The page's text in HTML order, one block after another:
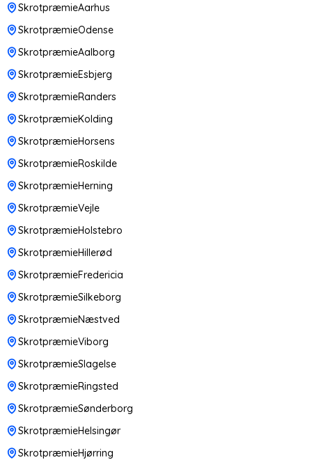
SkrotpræmieAarhus
SkrotpræmieOdense
SkrotpræmieAalborg
SkrotpræmieEsbjerg
SkrotpræmieRanders
SkrotpræmieKolding
SkrotpræmieHorsens
SkrotpræmieRoskilde
SkrotpræmieHerning
SkrotpræmieVejle
SkrotpræmieHolstebro
SkrotpræmieHillerød
SkrotpræmieFredericia
SkrotpræmieSilkeborg
SkrotpræmieNæstved
SkrotpræmieViborg
SkrotpræmieSlagelse
SkrotpræmieRingsted
SkrotpræmieSønderborg
SkrotpræmieHelsingør
SkrotpræmieHjørring